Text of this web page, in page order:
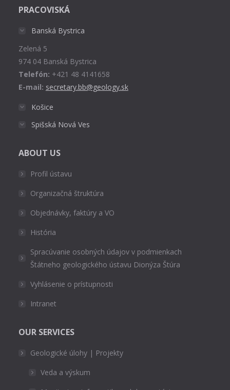
opens
window
PRACOVISKÁ
Banská Bystrica
Zelená 5
974 04 Banská Bystrica
Telefón: +421 48 4141658
E-mail: secretary.bb@geology.sk
Košice
Spišská Nová Ves
ABOUT US
Profil ústavu
Organizačná štruktúra
Objednávky, faktúry a VO
História
Spracúvanie osobných údajov v podmienkach
Štátneho geologického ústavu Dionýza Štúra
Vyhlásenie o prístupnosti
Intranet
OUR SERVICES
Geologické úlohy | Projekty
Veda a výskum